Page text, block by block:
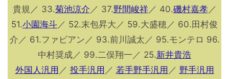
貴規／ 33.菊池涼介 ／ 37.野間峻祥／ 40.磯村嘉孝／
51.小園海斗 ／ 52.末包昇大／ 59.大盛穂／ 60.田村俊
介／ 61.ファビアン／ 93.前川誠太／ 95.モンテロ 96.
中村奨成／ 99.二俣翔一／ 25.新井貴浩
外国人汎用 ／ 投手汎用 ／ 若手野手汎用 ／ 野手汎用